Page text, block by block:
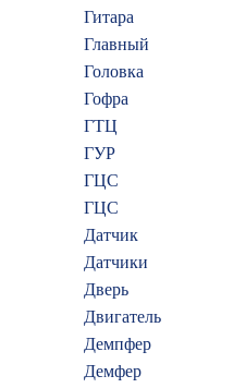
Гитара
Главный
Головка
Гофра
ГТЦ
ГУР
ГЦC
ГЦС
Датчик
Датчики
Дверь
Двигатель
Демпфер
Демфер